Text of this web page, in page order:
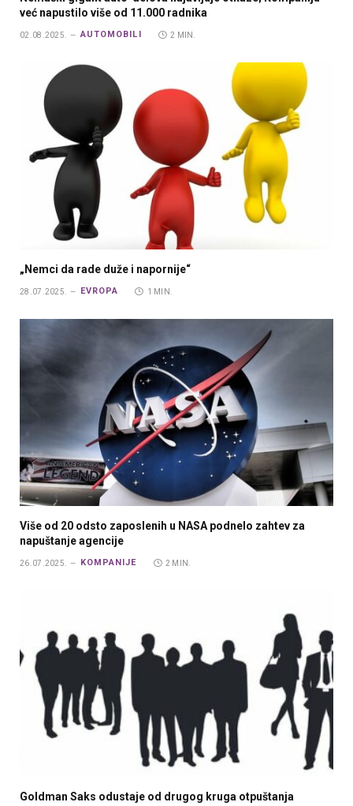
već napustilo više od 11.000 radnika
02.08.2025. AUTOMOBILI 2 MIN.
„Nemci da rade duže i napornije“
28.07.2025. EVROPA 1 MIN.
Više od 20 odsto zaposlenih u NASA podnelo zahtev za
napuštanje agencije
26.07.2025. KOMPANIJE 2 MIN.
Goldman Saks odustaje od drugog kruga otpuštanja